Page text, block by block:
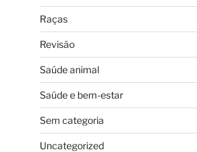
Raças
Revisão
Saúde animal
Saúde e bem-estar
Sem categoria
Uncategorized